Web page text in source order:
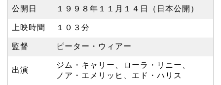
公開日 １９９８年１１月１４日（日本公開）
上映時間 １０３分
監督 ピーター・ウィアー
出演
ジム・キャリー、ローラ・リニー、
ノア・エメリッヒ、エド・ハリス